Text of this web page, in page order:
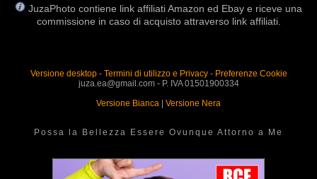
JuzaPhoto contiene link affiliati Amazon ed Ebay e riceve una
commissione in caso di acquisto attraverso link affiliati.
Versione desktop- Termini di utilizzo e Privacy- Preferenze Cookie
juza.ea@gmail.com - P. IVA 01501900334
Versione Bianca
Versione Nera
Possa la Bellezza Essere Ovunque Attorno a Me